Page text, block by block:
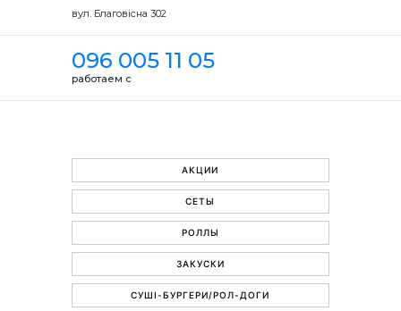
вул. Благовісна 302
096 005 11 05
работаем с
АКЦИИ
СЕТЫ
РОЛЛЫ
ЗАКУСКИ
СУШІ-БУРГЕРИ/РОЛ-ДОГИ